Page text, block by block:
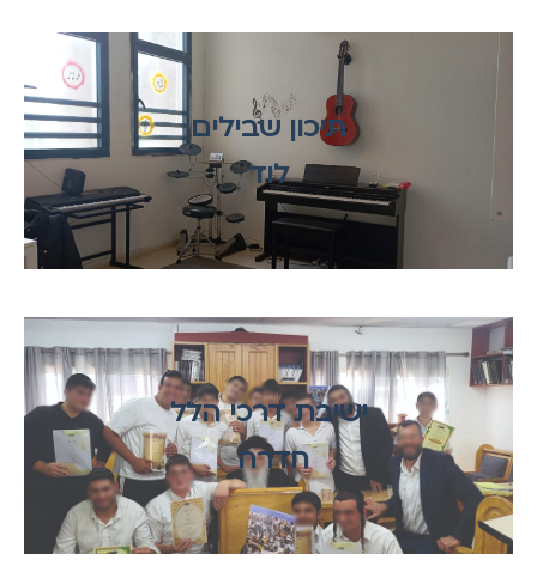
תיכון שבילים
לוד
ישיבת דרכי הלל
חדרה